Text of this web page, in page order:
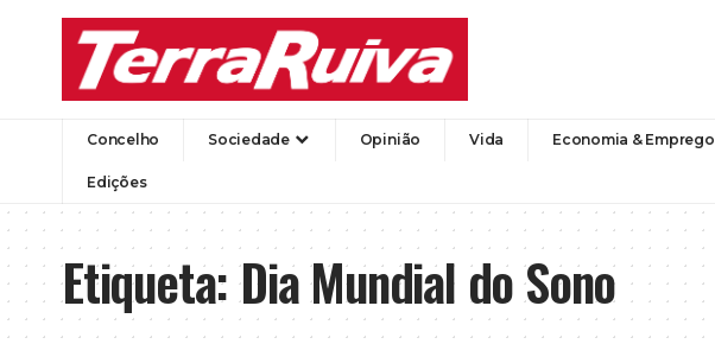
Concelho Sociedade Opinião Vida Economia & Emprego
Edições
Etiqueta:Dia Mundial do Sono